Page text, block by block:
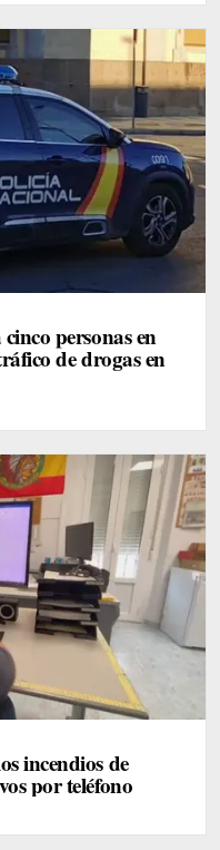
personas en
de drogas en
incendios de
por teléfono